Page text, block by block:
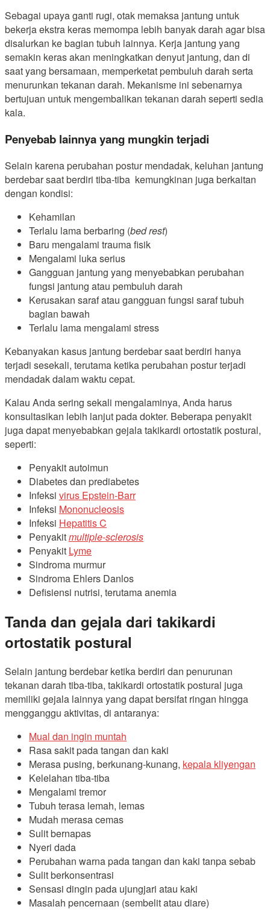
Sebagai upaya ganti rugi, otak memaksa jantung untuk
bekerja ekstra keras memompa lebih banyak darah agar bisa
disalurkan ke bagian tubuh lainnya. Kerja jantung yang
semakin keras akan meningkatkan denyut jantung, dan di
saat yang bersamaan, memperketat pembuluh darah serta
menurunkan tekanan darah. Mekanisme ini sebenarnya
bertujuan untuk mengembalikan tekanan darah seperti sedia
kala.
Penyebab lainnya yang mungkin terjadi
Selain karena perubahan postur mendadak, keluhan jantung
berdebar saat berdiri tiba-tiba kemungkinan juga berkaitan
dengan kondisi:
Kehamilan
Terlalu lama berbaring (bed rest)
Baru mengalami trauma fisik
Mengalami luka serius
Gangguan jantung yang menyebabkan perubahan
fungsi jantung atau pembuluh darah
Kerusakan saraf atau gangguan fungsi saraf tubuh
bagian bawah
Terlalu lama mengalami stress
Kebanyakan kasus jantung berdebar saat berdiri hanya
terjadi sesekali, terutama ketika perubahan postur terjadi
mendadak dalam waktu cepat.
Kalau Anda sering sekali mengalaminya, Anda harus
konsultasikan lebih lanjut pada dokter. Beberapa penyakit
juga dapat menyebabkan gejala takikardi ortostatik postural,
seperti:
Penyakit autoimun
Diabetes dan prediabetes
Infeksi virus Epstein-Barr
Infeksi Mononucleosis
Infeksi Hepatitis C
Penyakitmultiple-sclerosis
Penyakit Lyme
Sindroma murmur
Sindroma Ehlers Danlos
Defisiensi nutrisi, terutama anemia
Tanda dan gejala dari takikardi
ortostatik postural
Selain jantung berdebar ketika berdiri dan penurunan
tekanan darah tiba-tiba, takikardi ortostatik postural juga
memiliki gejala lainnya yang dapat bersifat ringan hingga
mengganggu aktivitas, di antaranya:
Mual dan ingin muntah
Rasa sakit pada tangan dan kaki
Merasa pusing, berkunang-kunang, kepala kliyengan
Kelelahan tiba-tiba
Mengalami tremor
Tubuh terasa lemah, lemas
Mudah merasa cemas
Sulit bernapas
Nyeri dada
Perubahan warna pada tangan dan kaki tanpa sebab
Sulit berkonsentrasi
Sensasi dingin pada ujungjari atau kaki
Masalah pencernaan (sembelit atau diare)